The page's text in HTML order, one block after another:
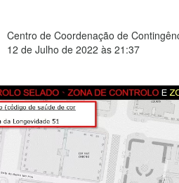
Centro de Coordenação de
12 de Julho de 2022 às 21:37